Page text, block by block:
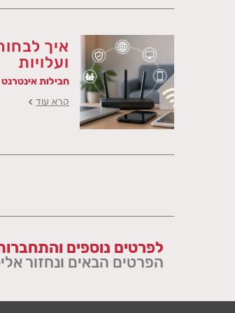
איך
ועלויות
חבילות
קרא עוד
לפרטים נוספים
הפרטים הבאים ונחזור